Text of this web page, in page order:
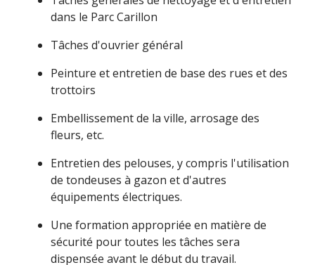
dans le Parc Carillon
Tâches d'ouvrier général
Peinture et entretien de base des rues et des
trottoirs
Embellissement de la ville, arrosage des
fleurs, etc.
Entretien des pelouses, y compris l'utilisation
de tondeuses à gazon et d'autres
équipements électriques.
Une formation appropriée en matière de
sécurité pour toutes les tâches sera
dispensée avant le début du travail.